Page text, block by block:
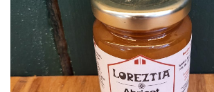
ACCUEIL
BASQUES
PARISIENNES
- PRIVATISATION